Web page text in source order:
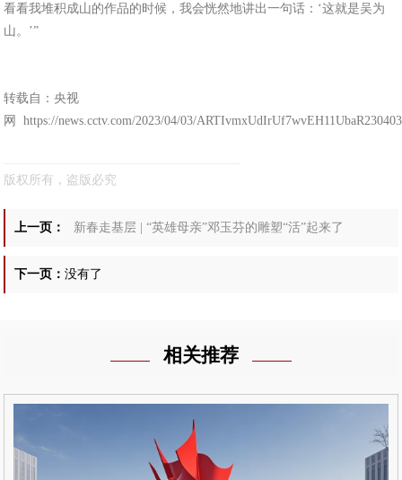
看看我堆积成山的作品的时候，我会恍然地讲出一句话：‘这就是吴为
山。’”
转载自：央视
网 https://news.cctv.com/2023/04/03/
版权所有，盗版必究
上一页： 新春走基层 | “英雄母亲”邓玉芬的雕塑“活”起来了
下一页：没有了
相关推荐